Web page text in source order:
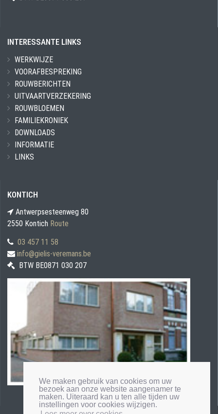
We maken gebruik van cookies om uw
bezoek aan onze website aangenamer te
maken. Uiteraard kan u ten alle tijden uw
instellingen voor cookies wijzigen.
INTERESSANTE LINKS
WERKWIJZE
VOORAFBESPREKING
ROUWBERICHTEN
UITVAARTVERZEKERING
ROUWBLOEMEN
FAMILIEKRONIEK
DOWNLOADS
INFORMATIE
LINKS
KONTICH
Antwerpsesteenweg 80
2550 Kontich Route
03 457 11 58
info@gielis-veremans.be
BTW BE0871 030 207